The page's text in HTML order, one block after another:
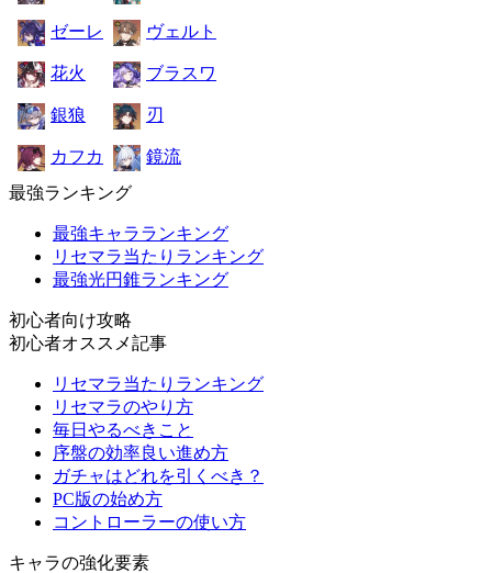
ゼーレ ヴェルト
花火 ブラスワ
銀狼 刃
カフカ
鏡流
最強ランキング
最強キャラランキング
リセマラ当たりランキング
最強光円錐ランキング
初心者向け攻略
初心者オススメ記事
リセマラ当たりランキング
リセマラのやり方
毎日やるべきこと
序盤の効率良い進め方
ガチャはどれを引くべき？
PC版の始め方
コントローラーの使い方
キャラの強化要素